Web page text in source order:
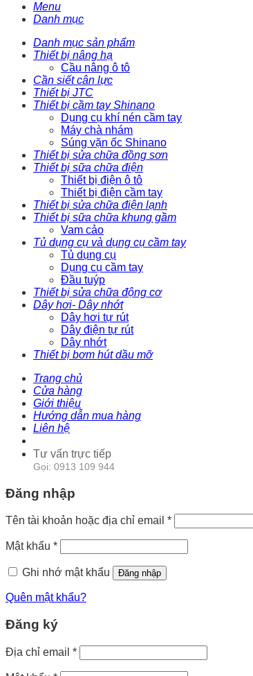
Menu
Danh mục
Danh mục sản phẩm
Thiết bị nâng hạ
Cầu nâng ô tô
Cần siết cân lực
Thiết bị JTC
Thiết bị cầm tay Shinano
Dụng cụ khí nén cầm tay
Máy chà nhám
Súng vặn ốc Shinano
Thiết bị sửa chữa đồng sơn
Thiết bị sữa chữa điện
Thiết bị điện ô tô
Thiết bị điện cầm tay
Thiết bị sửa chữa điện lạnh
Thiết bị sữa chữa khung gầm
Vam cảo
Tủ dụng cụ và dụng cụ cầm tay
Tủ dụng cụ
Dụng cụ cầm tay
Đầu tuýp
Thiết bị sửa chữa động cơ
Dây hơi- Dây nhớt
Dây hơi tự rút
Dây điện tự rút
Dây nhớt
Thiết bị bơm hút dầu mỡ
Trang chủ
Cửa hàng
Giới thiệu
Hướng dẫn mua hàng
Liên hệ
Tư vấn trực tiếp
Gọi: 0913 109 944
Đăng nhập
Tên tài khoản hoặc địa chỉ email *
Mật khẩu *
Ghi nhớ mật khẩu Đăng nhập
Quên mật khẩu?
Đăng ký
Địa chỉ email *